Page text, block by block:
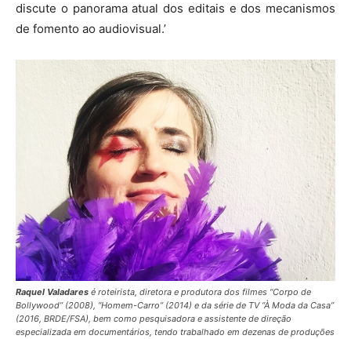
discute o panorama atual dos editais e dos mecanismos
de fomento ao audiovisual.’
Raquel Valadares é roteirista, diretora e produtora dos filmes “Corpo de
Bollywood” (2008), “Homem-Carro” (2014) e da série de TV “À Moda da Casa”
(2016, BRDE/FSA), bem como pesquisadora e assistente de direção
especializada em documentários, tendo trabalhado em dezenas de produções